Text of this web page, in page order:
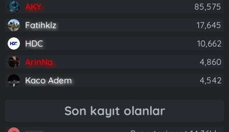
AKY
85,575
Fatihklz
17,645
HDC
10,662
ArinNa
4,860
Kaco Adem
4,542
Son kayıt olanlar